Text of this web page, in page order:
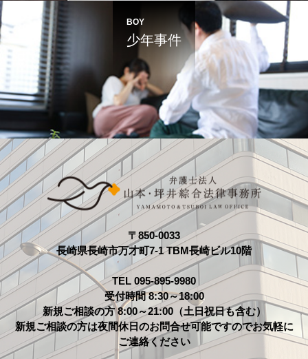
BOY
少年事件
〒850-0033
長崎県長崎市万才町7-1 TBM長崎ビル10階
TEL 095-895-9980
受付時間 8:30～18:00
新規ご相談の方 8:00～21:00（土日祝日も含む）
新規ご相談の方は夜間休日のお問合せ可能ですのでお気軽に
ご連絡ください